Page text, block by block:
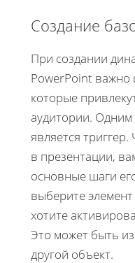
Создание
При создании
PowerPoint важно
которые
аудитории. Одним
является
в презентации,
основные шаги
выберите
хотите
Это может быть
другой объект.